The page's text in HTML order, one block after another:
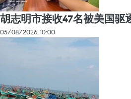
胡志明市接收47名被美国驱
05/08/2026 10:00